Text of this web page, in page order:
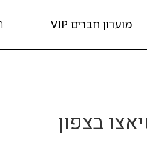
מועדון חברים VIP
בצפון